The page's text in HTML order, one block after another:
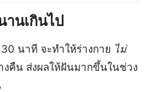
นเกินไป
นาที จะทำให้ร่างกาย ไม่
คืน ส่งผลให้ฝันมากขึ้นในช่วง